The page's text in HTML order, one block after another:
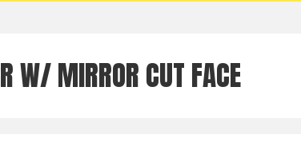
W/ MIRROR CUT FACE